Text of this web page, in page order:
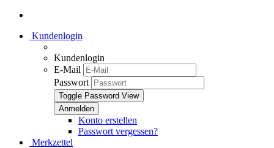
Kundenlogin
Kundenlogin
E-Mail
Passwort
Toggle Password View
Konto erstellen
Passwort vergessen?
Merkzettel